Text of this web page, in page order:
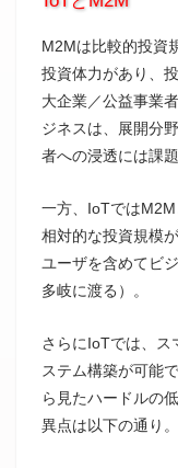
M2Mは比較的投資
投資体力があり、
大企業／公益事業
ジネスは、展開分
者への浸透には課題
一方、IoTではM2M
相対的な投資規模
ユーザを含めてビ
多岐に渡る）。
さらにIoTでは、ス
ステム構築が可能
ら見たハードルの
異点は以下の通り。